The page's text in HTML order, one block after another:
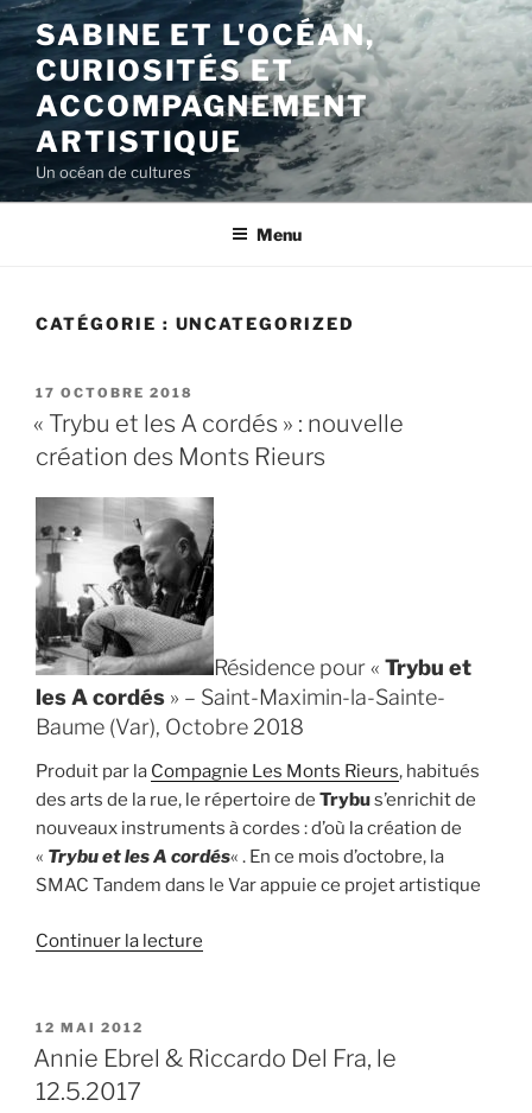
Aller
au
contenu
principal
SABINE ET L'OCÉAN,
CURIOSITÉS ET
ACCOMPAGNEMENT
ARTISTIQUE
Un océan de cultures
Menu
CATÉGORIE : UNCATEGORIZED
PUBLIÉ
LE
17 OCTOBRE 2018
« Trybu et les A cordés » : nouvelle
création des Monts Rieurs
Résidence pour « Trybu et
les A cordés » – Saint-Maximin-la-Sainte-
Baume (Var), Octobre 2018
Produit par la Compagnie Les Monts Rieurs, habitués
des arts de la rue, le répertoire de Trybus’enrichit de
nouveaux instruments à cordes : d’où la création de
« Trybu et les A cordés« . En ce mois d’octobre, la
SMAC Tandem dans le Var appuie ce projet artistique
Continuer la lecture
A
PUBLIÉ
LE
12 MAI 2012
Annie Ebrel & Riccardo Del Fra, le
12.5.2017